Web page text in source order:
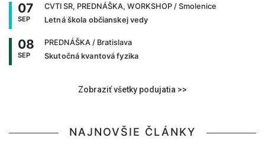
07
SEP
CVTI SR, PREDNÁŠKA, WORKSHOP / Smolenice
Letná škola občianskej vedy
08
SEP
PREDNÁŠKA / Bratislava
Skutočná kvantová fyzika
Zobraziť všetky podujatia >>
NAJNOVŠIE ČLÁNKY